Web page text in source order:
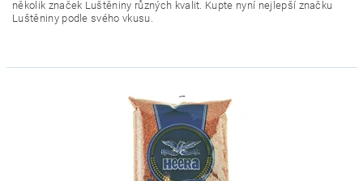
několik značek Luštěniny různých kvalit. Kupte nyní nejlepší značku
Luštěniny podle svého vkusu.